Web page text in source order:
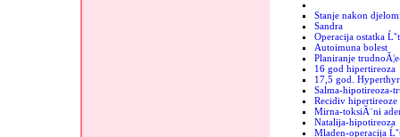
Stanje nakon
Sandra
Operacija ostatka
Autoimuna bolest
Planiranje
16 god hipertireoza
17,5 god.
Salma-hipotireoza-
Recidiv hipertireoze
Mirna-toksiĂ¨ni
Natalija-hipotireoza
Mladen-operacija